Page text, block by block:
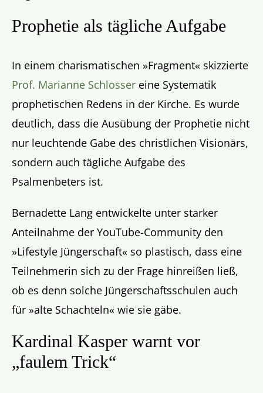
Prophetie als tägliche Aufgabe
In einem charismatischen »Fragment« skizzierte
Prof. Marianne Schlosser eine Systematik
prophetischen Redens in der Kirche. Es wurde
deutlich, dass die Ausübung der Prophetie nicht
nur leuchtende Gabe des christlichen Visionärs,
sondern auch tägliche Aufgabe des
Psalmenbeters ist.
Bernadette Lang entwickelte unter starker
Anteilnahme der YouTube-Community den
»Lifestyle Jüngerschaft« so plastisch, dass eine
Teilnehmerin sich zu der Frage hinreißen ließ,
ob es denn solche Jüngerschaftsschulen auch
für »alte Schachteln« wie sie gäbe.
Kardinal Kasper warnt vor
„faulem Trick“